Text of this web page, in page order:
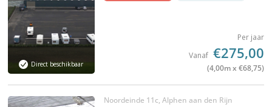
Direct beschikbaar
Per jaar
Vanaf €275,00
(4,00m x €68,75)
Noordeinde 11c, Alphen aan den Rijn